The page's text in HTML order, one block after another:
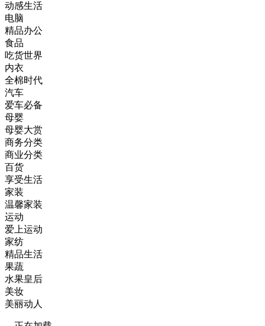
动感生活
电脑
精品办公
食品
吃货世界
内衣
全棉时代
汽车
爱车必备
母婴
母婴大赏
商务分类
商业分类
百货
享受生活
家装
温馨家装
运动
爱上运动
家纺
精品生活
果蔬
水果皇后
美妆
美丽动人